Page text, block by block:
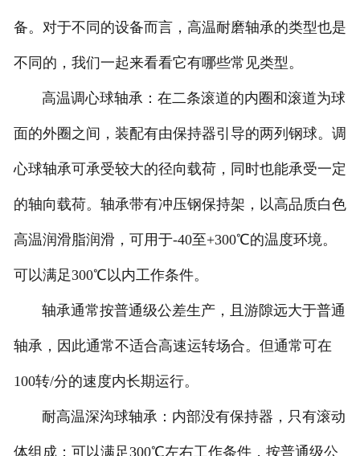
联系我们
备。对于不同的设备而言，高温耐磨轴承的类型也是
不同的，我们一起来看看它有哪些常见类型。
高温调心球轴承：在二条滚道的内圈和滚道为球
面的外圈之间，装配有由保持器引导的两列钢球。调
心球轴承可承受较大的径向载荷，同时也能承受一定
的轴向载荷。轴承带有冲压钢保持架，以高品质白色
高温润滑脂润滑，可用于-40至+300℃的温度环境。
可以满足300℃以内工作条件。
轴承通常按普通级公差生产，且游隙远大于普通
轴承，因此通常不适合高速运转场合。但通常可在
100转/分的速度内长期运行。
耐高温深沟球轴承：内部没有保持器，只有滚动
体组成；可以满足300℃左右工作条件，按普通级公